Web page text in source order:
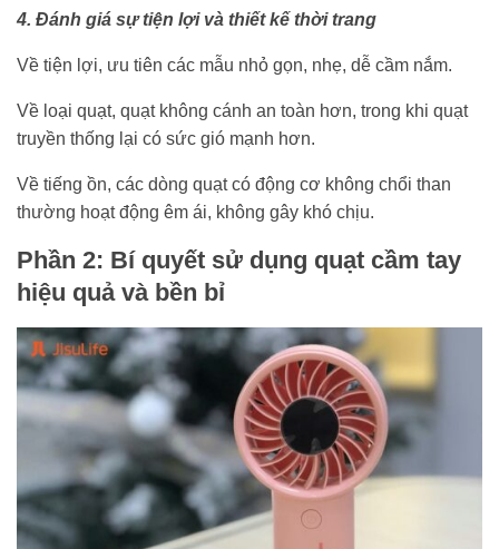
4. Đánh giá sự tiện lợi và thiết kế thời trang
Về tiện lợi, ưu tiên các mẫu nhỏ gọn, nhẹ, dễ cầm nắm.
Về loại quạt, quạt không cánh an toàn hơn, trong khi quạt
truyền thống lại có sức gió mạnh hơn.
Về tiếng ồn, các dòng quạt có động cơ không chổi than
thường hoạt động êm ái, không gây khó chịu.
Phần 2: Bí quyết sử dụng quạt cầm tay
hiệu quả và bền bỉ